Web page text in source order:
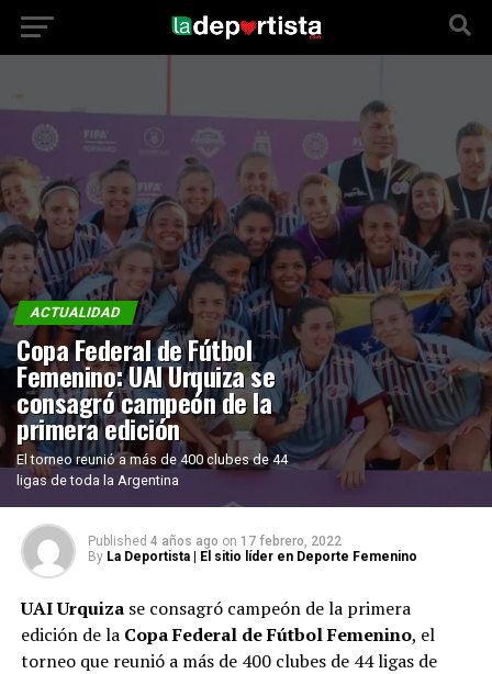
ACTUALIDAD
Copa Federal de Fútbol
Femenino: UAI Urquiza se
consagró campeón de la
primera edición
El torneo reunió a más de 400 clubes de 44
ligas de toda la Argentina
Published 4 años ago on 17 febrero, 2022
By La Deportista | El sitio líder en Deporte Femenino
UAI Urquizase consagró campeón de la primera
edición de la Copa Federal de Fútbol Femenino, el
torneo que reunió a más de 400 clubes de 44 ligas de